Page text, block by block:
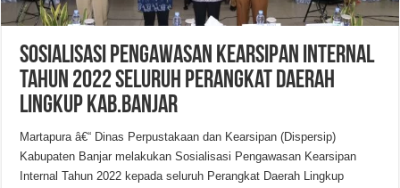
Sosialisasi Pengawasan Kearsipan Internal
Tahun 2022 seluruh Perangkat Daerah
Lingkup Kab.Banjar
Martapura â€“ Dinas Perpustakaan dan Kearsipan (Dispersip)
Kabupaten Banjar melakukan Sosialisasi Pengawasan Kearsipan
Internal Tahun 2022 kepada seluruh Perangkat Daerah Lingkup